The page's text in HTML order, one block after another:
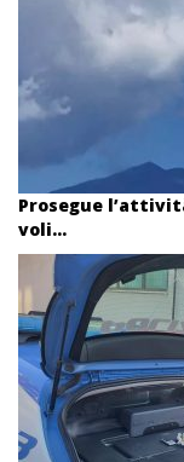
Prosegue
voli...